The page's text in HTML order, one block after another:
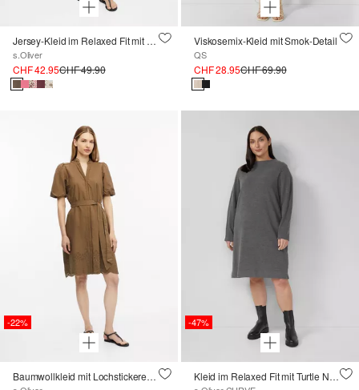
Jersey-Kleid im Relaxed Fit mit Rücken-Detail
s.Oliver
CHF 42.95CHF 49.90
Viskosemix-Kleid mit Smok-Detail
QS
CHF 28.95CHF 69.90
-22%
Baumwollkleid mit Lochstickerei und Ballonärmeln
-47%
Kleid im Relaxed Fit mit Turtle Neck